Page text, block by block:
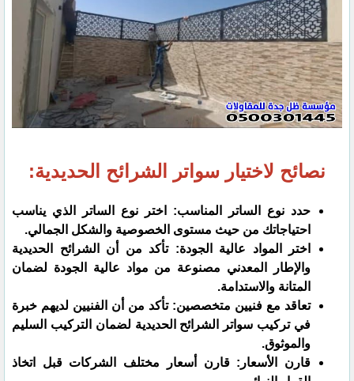
نصائح لاختيار سواتر الشرائح الحديدية:
حدد نوع الساتر المناسب: اختر نوع الساتر الذي يناسب
احتياجاتك من حيث مستوى الخصوصية والشكل الجمالي.
اختر المواد عالية الجودة: تأكد من أن الشرائح الحديدية
والإطار المعدني مصنوعة من مواد عالية الجودة لضمان
المتانة والاستدامة.
تعاقد مع فنيين متخصصين: تأكد من أن الفنيين لديهم خبرة
في تركيب سواتر الشرائح الحديدية لضمان التركيب السليم
والموثوق.
قارن الأسعار: قارن أسعار مختلف الشركات قبل اتخاذ